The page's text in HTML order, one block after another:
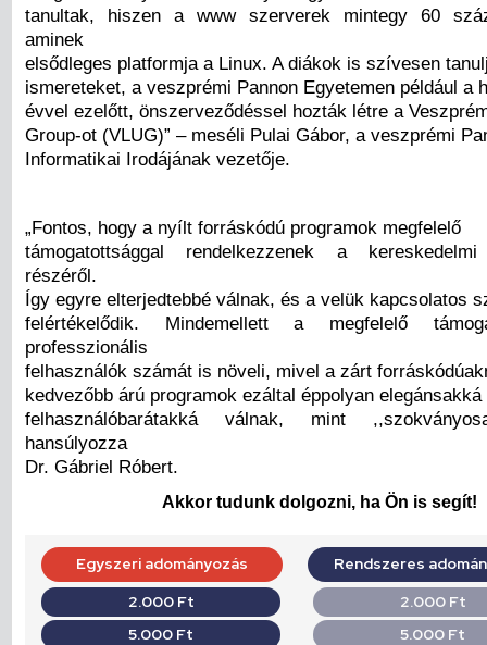
tanultak, hiszen a www szerverek mintegy 60
aminek
elsődleges platformja a Linux. A diákok is szívesen
ismereteket, a veszprémi Pannon Egyetemen például a
évvel ezelőtt, önszerveződéssel hozták létre a
Group-ot (VLUG)” – meséli Pulai Gábor, a veszprémi
Informatikai Irodájának vezetője.
„Fontos, hogy a nyílt forráskódú programok megfelelő
támogatottsággal rendelkezzenek a
részéről.
Így egyre elterjedtebbé válnak, és a velük kapcsolatos
felértékelődik. Mindemellett a megfelelő
professzionális
felhasználók számát is növeli, mivel a zárt
kedvezőbb árú programok ezáltal éppolyan elegánsakká
felhasználóbarátakká válnak, mint
hansúlyozza
Dr. Gábriel Róbert.
Akkor tudunk dolgozni, ha Ön is segít!